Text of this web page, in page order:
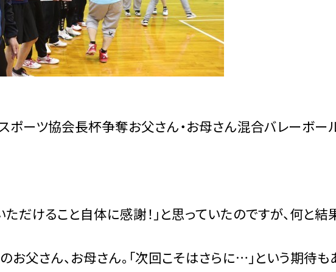
ポーツ協会長杯争奪お父さん・お母さん混合バレーボー
ただけること自体に感謝！」と思っていたのですが、何と結
父さん、お母さん。「次回こそはさらに…」という期待も